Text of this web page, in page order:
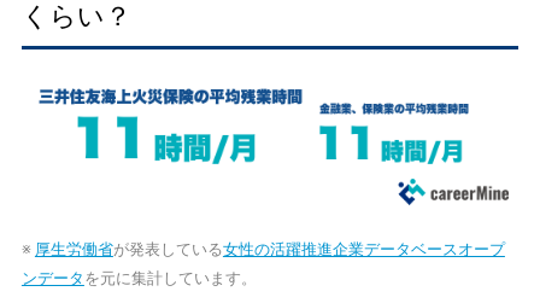
くらい？
※ 厚生労働省が発表している女性の活躍推進企業データベースオープ
ンデータ を元に集計しています。